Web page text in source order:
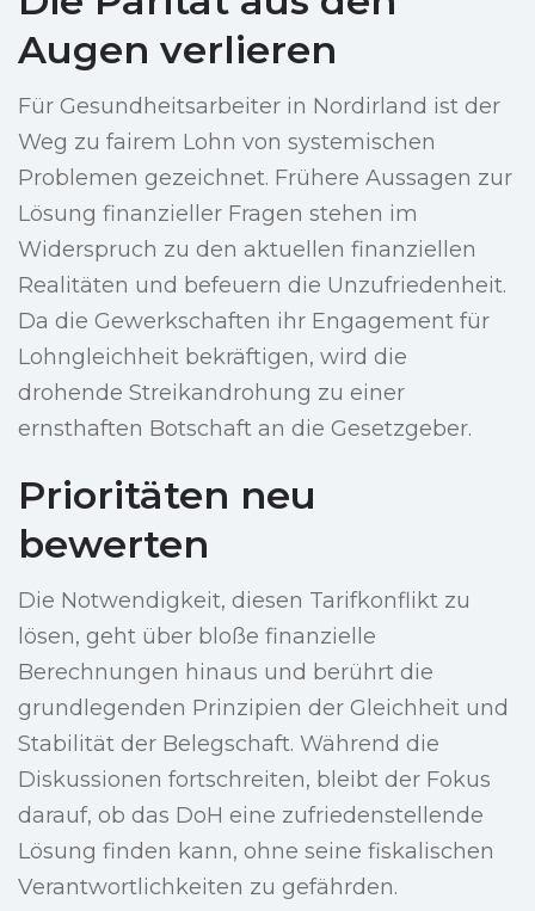
Augen verlieren
Für Gesundheitsarbeiter in Nordirland ist der
Weg zu fairem Lohn von systemischen
Problemen gezeichnet. Frühere Aussagen zur
Lösung finanzieller Fragen stehen im
Widerspruch zu den aktuellen finanziellen
Realitäten und befeuern die Unzufriedenheit.
Da die Gewerkschaften ihr Engagement für
Lohngleichheit bekräftigen, wird die
drohende Streikandrohung zu einer
ernsthaften Botschaft an die Gesetzgeber.
Prioritäten neu
bewerten
Die Notwendigkeit, diesen Tarifkonflikt zu
lösen, geht über bloße finanzielle
Berechnungen hinaus und berührt die
grundlegenden Prinzipien der Gleichheit und
Stabilität der Belegschaft. Während die
Diskussionen fortschreiten, bleibt der Fokus
darauf, ob das DoH eine zufriedenstellende
Lösung finden kann, ohne seine fiskalischen
Verantwortlichkeiten zu gefährden.